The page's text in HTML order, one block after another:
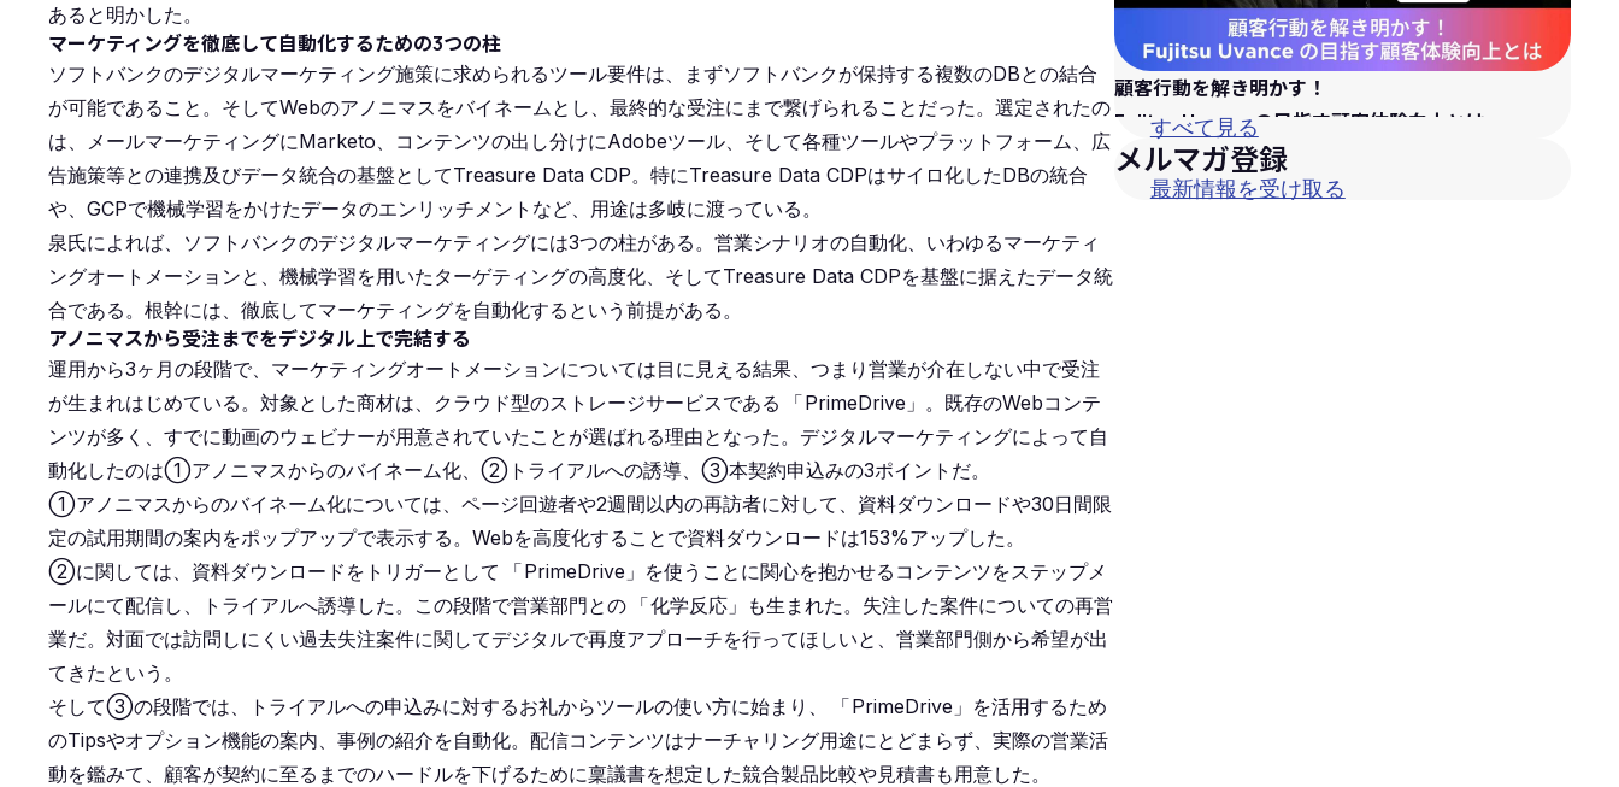
あると明かした。
マーケティングを徹底して自動化するための3つの柱
ソフトバンクのデジタルマーケティング施策に求められるツール要件は、まずソフトバンクが保持する複数のDBとの結合
が可能であること。そしてWebのアノニマスをバイネームとし、最終的な受注にまで繋げられることだった。選定されたの
は、メールマーケティングにMarketo、コンテンツの出し分けにAdobeツール、そして各種ツールやプラットフォーム、広
告施策等との連携及びデータ統合の基盤としてTreasure Data CDP。特にTreasure Data CDPはサイロ化したDBの統合
や、GCPで機械学習をかけたデータのエンリッチメントなど、用途は多岐に渡っている。
泉氏によれば、ソフトバンクのデジタルマーケティングには3つの柱がある。営業シナリオの自動化、いわゆるマーケティ
ングオートメーションと、機械学習を用いたターゲティングの高度化、そしてTreasure Data CDPを基盤に据えたデータ統
合である。根幹には、徹底してマーケティングを自動化するという前提がある。
アノニマスから受注までをデジタル上で完結する
運用から3ヶ月の段階で、マーケティングオートメーションについては目に見える結果、つまり営業が介在しない中で受注
が生まれはじめている。対象とした商材は、クラウド型のストレージサービスである
「PrimeDrive」。既存のWebコンテ
ンツが多く、すでに動画のウェビナーが用意されていたことが選ばれる理由となった。デジタルマーケティングによって自
動化したのは①アノニマスからのバイネーム化、②トライアルへの誘導、③本契約申込みの3ポイントだ。
①アノニマスからのバイネーム化については、ページ回遊者や2週間以内の再訪者に対して、資料ダウンロードや30日間限
定の試用期間の案内をポップアップで表示する。Webを高度化することで資料ダウンロードは153%アップした。
②に関しては、資料ダウンロードをトリガーとして
「PrimeDrive」を使うことに関心を抱かせるコンテンツをステップメ
ールにて配信し、トライアルへ誘導した。この段階で営業部門との 「化学反応」も生まれた。失注した案件についての再営
業だ。対面では訪問しにくい過去失注案件に関してデジタルで再度アプローチを行ってほしいと、営業部門側から希望が出
てきたという。
そして③の段階では、トライアルへの申込みに対するお礼からツールの使い方に始まり、
「PrimeDrive」を活用するため
のTipsやオプション機能の案内、事例の紹介を自動化。配信コンテンツはナーチャリング用途にとどまらず、実際の営業活
動を鑑みて、顧客が契約に至るまでのハードルを下げるために稟議書を想定した競合製品比較や見積書も用意した。
顧客行動を解き明かす！
Fujitsu Uvanceの目指す顧客体験向上とは
すべて見る
メルマガ登録
最新情報を受け取る